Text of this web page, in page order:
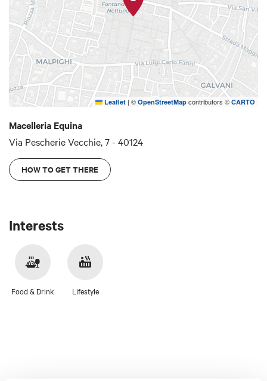
Leaflet | © OpenStreetMap contributors © CARTO
Macelleria Equina
Via Pescherie Vecchie, 7 - 40124
HOW TO GET THERE
Interests
Food & Drink Lifestyle